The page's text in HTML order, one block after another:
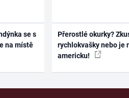
se s
na místě
Přerostlé okurky?
rychlokvašky nebo je
americku!